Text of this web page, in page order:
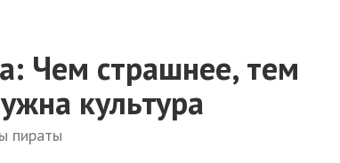
Чем страшнее, тем
культура
пираты